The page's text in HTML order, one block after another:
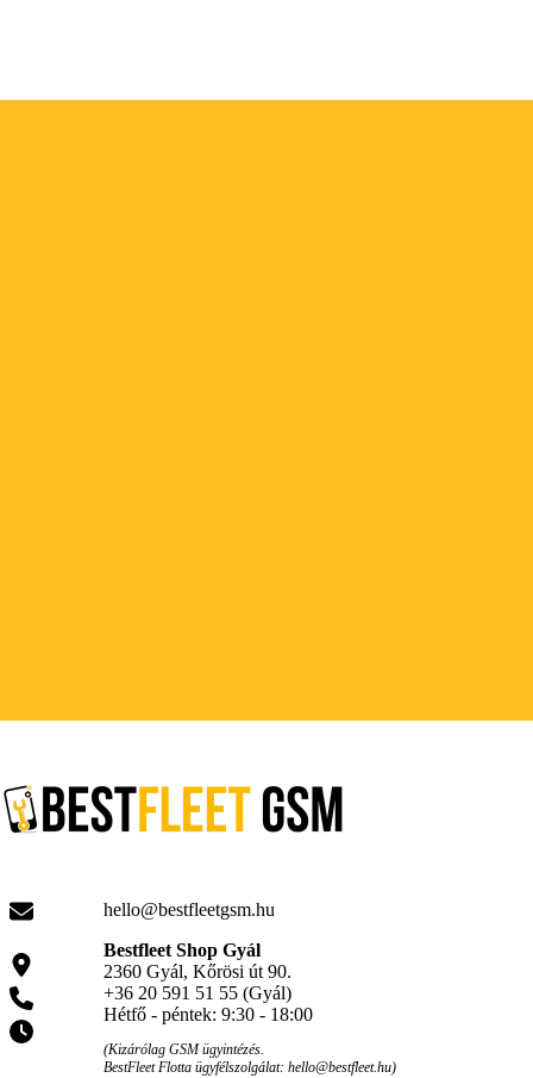
hello@bestfleetgsm.hu
Bestfleet Shop Gyál
2360 Gyál, Kőrösi út 90.
+36 20 591 51 55 (Gyál)
Hétfő - péntek: 9:30 - 18:00
(Kizárólag GSM ügyintézés.
BestFleet Flotta ügyfélszolgálat: hello@bestfleet.hu)